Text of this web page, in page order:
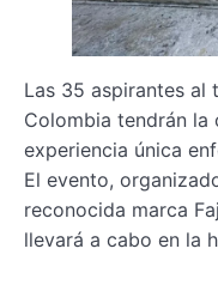
Las 35 aspirantes al
Colombia tendrán
experiencia única
El evento,
reconocida marca
llevará a cabo en la